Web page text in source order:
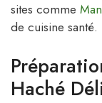
sites comme
de cuisine
Haché